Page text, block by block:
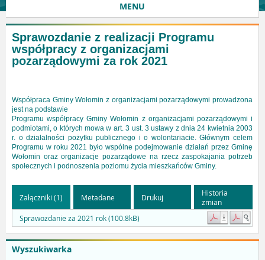
MENU
Wyszukiwarka
Sprawozdanie z realizacji Programu
współpracy z organizacjami
pozarządowymi za rok 2021
Współpraca Gminy Wołomin z organizacjami pozarządowymi prowadzona
jest na podstawie
Programu współpracy Gminy Wołomin z organizacjami pozarządowymi i
podmiotami, o których mowa w art. 3 ust. 3 ustawy z dnia 24 kwietnia 2003
r. o działalności pożytku publicznego i o wolontariacie. Głównym celem
Programu w roku 2021 było wspólne podejmowanie działań przez Gminę
Wołomin oraz organizacje pozarządowe na rzecz zaspokajania potrzeb
społecznych i podnoszenia poziomu życia mieszkańców Gminy.
Załączniki (1) Metadane Drukuj
Historia
zmian
Sprawozdanie za 2021 rok (100.8kB)